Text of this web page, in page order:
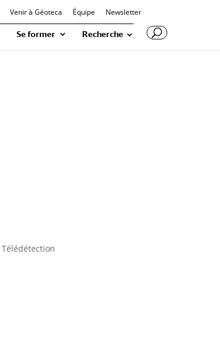
Venir à Géoteca Équipe Newsletter
Se former Recherche
Télédétection